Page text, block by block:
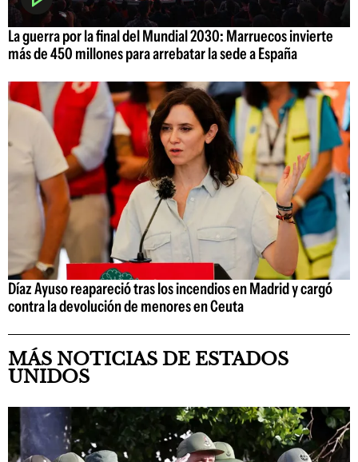
La guerra por la final del Mundial 2030: Marruecos invierte
más de 450 millones para arrebatar la sede a España
Díaz Ayuso reapareció tras los incendios en Madrid y cargó
contra la devolución de menores en Ceuta
MÁS NOTICIAS DE ESTADOS
UNIDOS